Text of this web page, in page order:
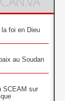
foi en Dieu
au Soudan
SCEAM sur